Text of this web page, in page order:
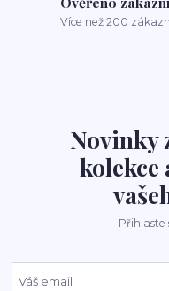
Více než 200
Novinky
kolekce
Přihlaste